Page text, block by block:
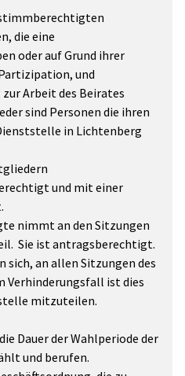
die eine
oder auf Grund ihrer
und
Arbeit des Beirates
sind Personen die ihren
in Lichtenberg
und mit einer
nimmt an den Sitzungen
Sie ist antragsberechtigt.
an allen Sitzungen des
Verhinderungsfall ist dies
mitzuteilen.
Dauer der Wahlperiode der
und berufen.